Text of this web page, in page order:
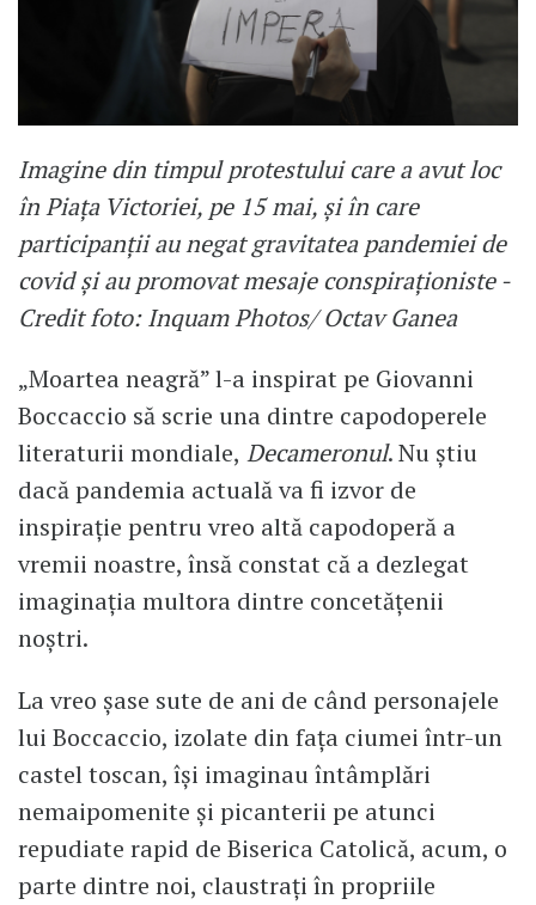
Imagine din timpul protestului care a avut loc
în Piața Victoriei, pe 15 mai, și în care
participanții au negat gravitatea pandemiei de
covid și au promovat mesaje conspiraționiste -
Credit foto: Inquam Photos/ Octav Ganea
„Moartea neagră” l-a inspirat pe Giovanni
Boccaccio să scrie una dintre capodoperele
literaturii mondiale, Decameronul. Nu ştiu
dacă pandemia actuală va fi izvor de
inspiraţie pentru vreo altă capodoperă a
vremii noastre, însă constat că a dezlegat
imaginaţia multora dintre concetăţenii
noştri.
La vreo şase sute de ani de când personajele
lui Boccaccio, izolate din faţa ciumei într-un
castel toscan, îşi imaginau întâmplări
nemaipomenite şi picanterii pe atunci
repudiate rapid de Biserica Catolică, acum, o
parte dintre noi, claustraţi în propriile